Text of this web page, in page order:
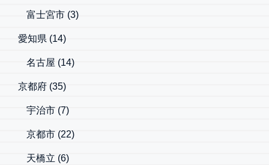
富士宮市 (3)
愛知県 (14)
名古屋 (14)
京都府 (35)
宇治市 (7)
京都市 (22)
天橋立 (6)